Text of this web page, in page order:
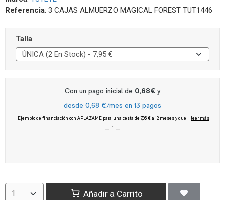
Referencia: 3 CAJAS ALMUERZO MAGICAL FOREST TUT1446
Talla
Añadir a Carrito